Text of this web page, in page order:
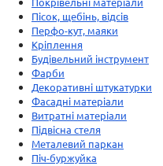
Пісок, щебінь, відсів
Перфо-кут, маяки
Кріплення
Будівельний інструмент
Фарби
Декоративні штукатурки
Фасадні матеріали
Витратні матеріали
Підвісна стеля
Металевий паркан
Піч-буржуйка